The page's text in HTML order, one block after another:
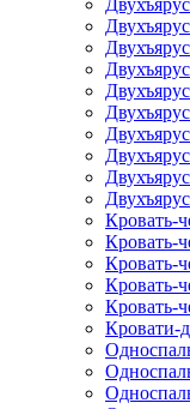
Кровать-
Кровать-
Кровать-
Кровать-
Кровать-
Кровати-